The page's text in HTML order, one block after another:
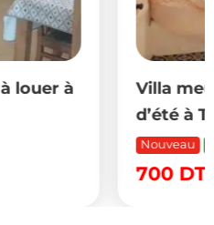
pour les vacances